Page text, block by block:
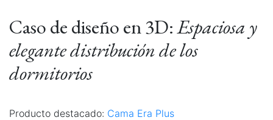
Caso de diseño en 3D:Espaciosa y
elegante distribución de los
dormitorios
Producto destacado: Cama Era Plus